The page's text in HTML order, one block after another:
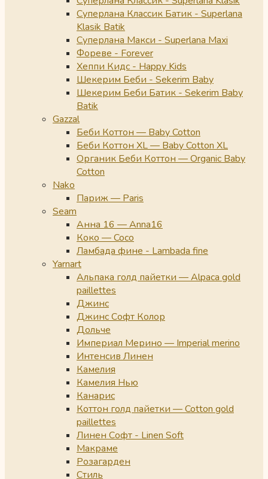
Суперлана Классик Батик - Superlana
Klasik Batik
Суперлана Макси - Superlana Maxi
Фореве - Forever
Хеппи Кидс - Happy Kids
Шекерим Беби - Sekerim Baby
Шекерим Беби Батик - Sekerim Baby
Batik
Gazzal
Беби Коттон — Baby Cotton
Беби Коттон XL — Baby Cotton XL
Органик Беби Коттон — Organic Baby
Cotton
Nako
Париж — Paris
Seam
Анна 16 — Anna16
Коко — Coco
Ламбада фине - Lambada fine
Yarnart
Альпака голд пайетки — Alpaca gold
paillettes
Джинс
Джинс Софт Колор
Дольче
Империал Мерино — Imperial merino
Интенсив Линен
Камелия
Камелия Нью
Канарис
Коттон голд пайетки — Cotton gold
paillettes
Линен Софт - Linen Soft
Макраме
Розагарден
Стиль